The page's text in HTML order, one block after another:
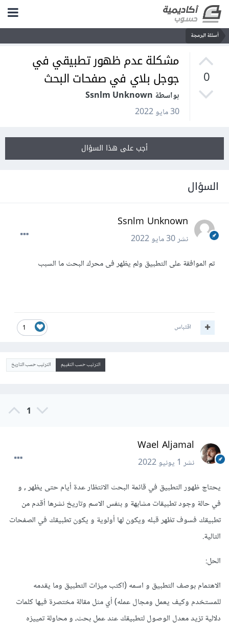
أسئلة البرمجة
0
مشكلة عدم ظهور تطبيقي في
جوجل بلاي في صفحات البحث
بواسطة Ssnlm Unknown
30 مايو 2022
أجب على هذا السؤال
السؤال
Ssnlm Unknown
نشر30 مايو 2022
تم الموافقة على التطبيق ولم يظهر فى محرك البحث ما السبب
1 اقتباس
الترتيب حسب التقييم الترتيب حسب التاريخ
1
Wael Aljamal
نشر1 يونيو 2022
يحتاج ظهور التطبيق في قائمة البحث الانتظار عدة أيام حتى يظهر , و
في حالة وجود تطبيقات مشابهة و بنفس الاسم وتاريخ نشرها أقدم من
تطبيقك فسوف تظهر قبله ويكون لها أولوية و يكون تطبيقك في الصفحات
التالية.
الحل:
الاهتمام بوصف التطبيق و اسمه (اكتب ميزات التطبيق وما يقدمه
للمستخدم وكيف يعمل ومجال عمله) أي مثل مقالة مختصرة فيها كلمات
دلالية تزيد معدل الوصول لتطبيقك عند عمل بحث، و محاولة تمييزه